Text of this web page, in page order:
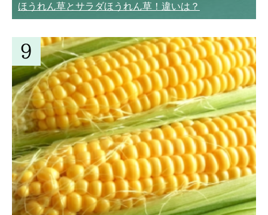
ほうれん草とサラダほうれん草！違いは？